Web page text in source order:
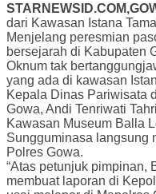
dari Kawasan Istana
Menjelang peresmian
bersejarah di Kabupaten
Oknum tak
yang ada di kawasan
Kepala Dinas Pariwisata
Gowa, Andi Tenriwati
Kawasan Museum Balla
Sungguminasa langsung
Polres Gowa.
“Atas petunjuk pimpinan,
membuat laporan di